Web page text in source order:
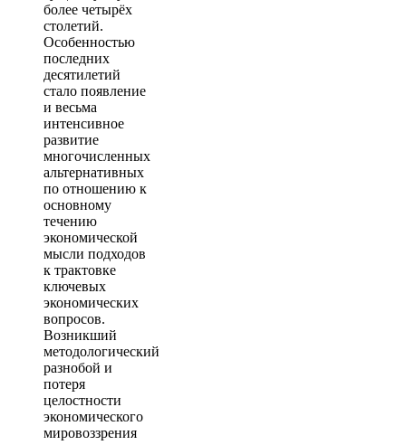
более четырёх
столетий.
Особенностью
последних
десятилетий
стало появление
и весьма
интенсивное
развитие
многочисленных
альтернативных
по отношению к
основному
течению
экономической
мысли подходов
к трактовке
ключевых
экономических
вопросов.
Возникший
методологический
разнобой и
потеря
целостности
экономического
мировоззрения